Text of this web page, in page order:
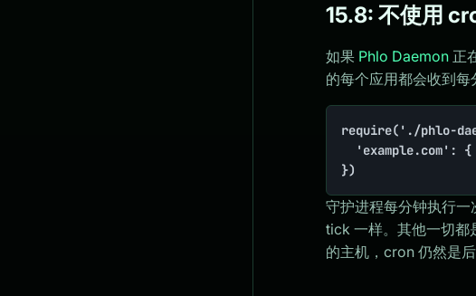
15.8: 不使用
如果 Phlo Daemon 正
的每个应用都会收到每
require('./phlo-
})
守护进程每分钟执行一
tick 一样。其他一切都
的主机，cron 仍然是